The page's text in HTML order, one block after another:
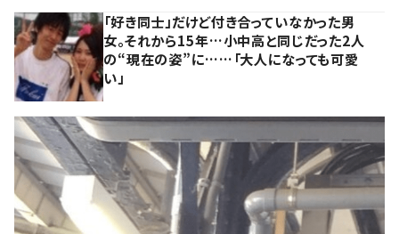
「好き同士」だけど付き合っていなかった男
女。それから15年…小中高と同じだった2人
の“現在の姿”に……「大人になっても可愛
い」